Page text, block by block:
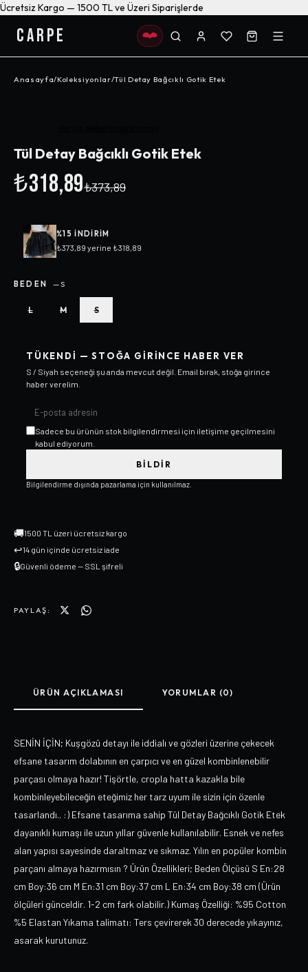
Ücretsiz Kargo — 1500 TL ve Üzeri Siparişlerde
CARPE
Anasayfa/Koleksiyonlar/Tül Detay Bağcıklı Gotik Etek
Tül Detay Bağcıklı Gotik Etek
₺318,89₺373,89
%15 INDIRIM
₺373,89 yerine ₺318,89
BEDEN —S
L M S
TÜKENDI — STOĞA GIRINCE HABER VER
S / Siyah seçeneği şu anda mevcut değil. Email bırak, stoğa girince
haber verelim.
Sadece bu ürünün stok bilgilendirmesi için iletişime geçilmesini
kabul ediyorum.
BILDIR
Bilgilendirme dışında pazarlama için kullanılmaz.
🚚1500 TL üzeri ücretsiz kargo
↩14 gün içinde ücretsiz iade
🔒Güvenli ödeme — SSL şifreli
PAYLAŞ:
ÜRÜN AÇIKLAMASI YORUMLAR (0)
SENİN İÇİN; Kuşgözü detayı ile iddialı ve gözleri üzerine çekecek
efsane tasarım dolabının en çarpıcı ve en güzel kombinlenebilir
parçası olmaya hazır! Tişörtle, cropla hatta kazakla bile
kombinleyebileceğin eteğimiz her tarz uyum ile sizin için özenle
tasarlandı.. :) Efsane tasarıma sahip Tül Detay Bağcıklı Gotik Etek
dayanıklı kumaşı ile uzun yıllar güvenle kullanılabilir. Esnek ve nefes
alan yapısı sayesinde daraltmaz ve sıkmaz. Yılın en popüler kombin
parçanı almaya hazırmısın ? Ürün Özellikleri; Beden Ölçüsü S En:28
cm Boy:36 cm M En:31 cm Boy:37 cm L En:34 cm Boy:38 cm (Ürün
ölçüleri günceldir. 1-2 cm fark olabilir.) Kumaş Özelliği: %95 Cotton
%5 Elastan Yıkama talimatı: Ters çevirerek 30 derecede yıkayınız,
asarak kurutunuz.